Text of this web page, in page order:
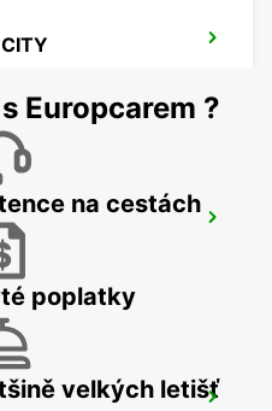
Europcarem ?
na cestách
poplatky
velkých letišť